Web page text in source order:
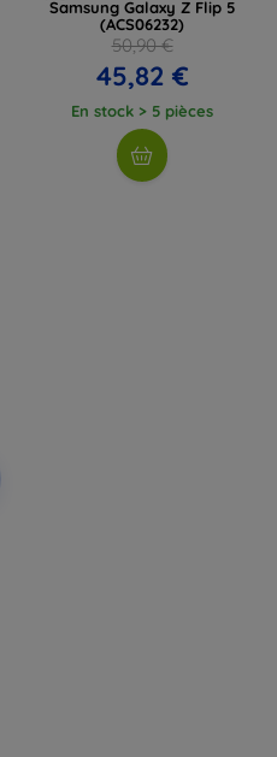
Samsung Galaxy Z Flip 5
(ACS06232)
50,90 €
45,82 €
En stock > 5 pièces